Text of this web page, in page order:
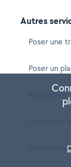
Autres
Poser une
Poser un
Démonter
Installer un